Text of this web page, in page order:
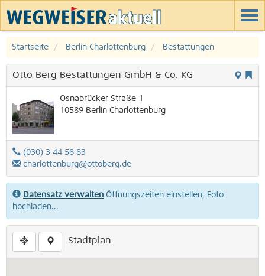
Startseite Berlin Charlottenburg Bestattungen
Otto Berg Bestattungen GmbH & Co. KG
Osnabrücker Straße 1
10589 Berlin Charlottenburg
(030) 3 44 58 83
charlottenburg@ottoberg.de
Datensatz verwalten Öffnungszeiten einstellen, Foto
hochladen...
Stadtplan